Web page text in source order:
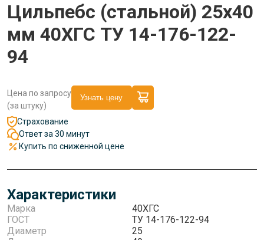
Цильпебс (стальной) 25x40
мм 40ХГС ТУ 14-176-122-
94
Цена по запросу
(за штуку)
Узнать цену
Страхование
Ответ за 30 минут
Купить по сниженной цене
Характеристики
Марка
40ХГС
ГОСТ
ТУ 14-176-122-94
Диаметр
25